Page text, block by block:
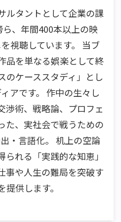
ルタントとして企業の課
、年間400本以上の映
視聴しています。 当ブ
品を単なる娯楽として終
のケーススタディ」とし
アです。 作中の生々し
渉術、戦略論、プロフェ
た、実社会で戦うための
・言語化。 机上の空論
れる「実践的な知恵」
事や人生の難局を突破す
提供します。